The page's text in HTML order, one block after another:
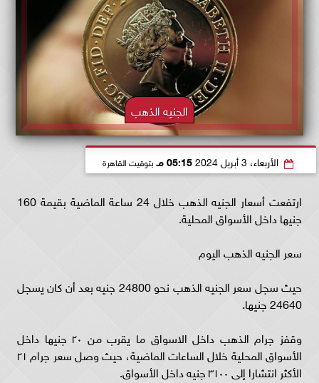
الجنيه الذهب
الأربعاء، 3 أبريل 2024 05:15 مـ بتوقيت القاهرة
ارتفعت أسعار الجنيه الذهب خلال 24 ساعة الماضية بقيمة 160
جنيها داخل الأسواق المحلية.
سعر الجنيه الذهب اليوم
حيث سجل سعر الجنيه الذهب نحو 24800 جنيه بعد أن كان يسجل
24640 جنيها.
وقفز جرام الذهب داخل الاسواق ما يقرب من ٢٠ جنيها داخل
الأسواق المحلية خلال الساعات الماضية، حيث وصل سعر جرام ٢١
الأكثر انتشارا إلى ٣١٠٠ جنيه داخل الأسواق.